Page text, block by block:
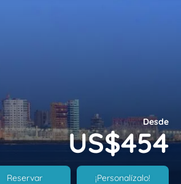
Desde
US$454
Reservar ¡Personalízalo!